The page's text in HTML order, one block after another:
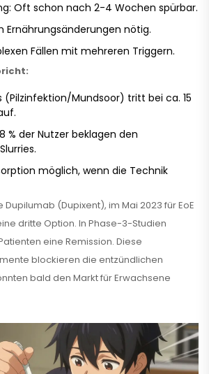
Oft schon nach 2-4 Wochen spürbar.
Ernährungsänderungen nötig.
Fällen mit mehreren Triggern.
(Pilzinfektion/Mundsoor) tritt bei ca. 15
% der Nutzer beklagen den
möglich, wenn die Technik
Dupilumab (Dupixent), im Mai 2023 für EoE
dritte Option. In Phase-3-Studien
eine Remission. Diese
blockieren die entzündlichen
bald den Markt für Erwachsene